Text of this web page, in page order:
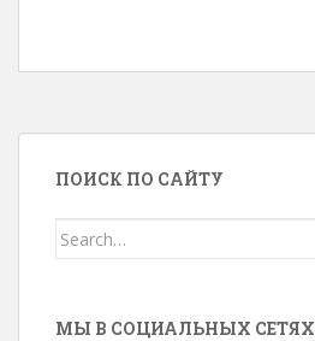
ПОИСК ПО САЙТУ
Search for:
МЫ В СОЦИАЛЬНЫХ СЕТЯХ